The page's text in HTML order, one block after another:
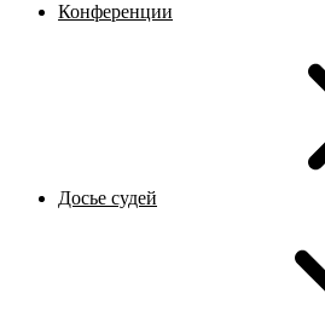
Конференции
Досье судей